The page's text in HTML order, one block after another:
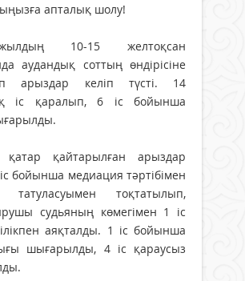
апталық шолу!
10-15 желтоқсан
аудандық соттың өндірісіне
арыздар келіп түсті. 14
іс қаралып, 6 іс бойынша
қайтарылған арыздар
бойынша медиация тәртібімен
татуласуымен тоқтатылып,
судьяның көмегімен 1 іс
аяқталды. 1 іс бойынша
шығарылды, 4 іс қараусыз